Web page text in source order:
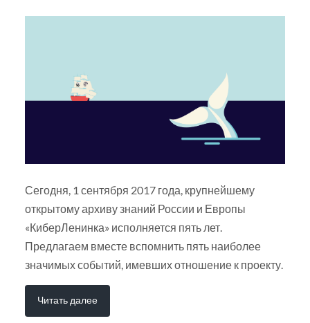
Сегодня, 1 сентября 2017 года, крупнейшему
открытому архиву знаний России и Европы
«КиберЛенинка» исполняется пять лет.
Предлагаем вместе вспомнить пять наиболее
значимых событий, имевших отношение к проекту.
Читать далее